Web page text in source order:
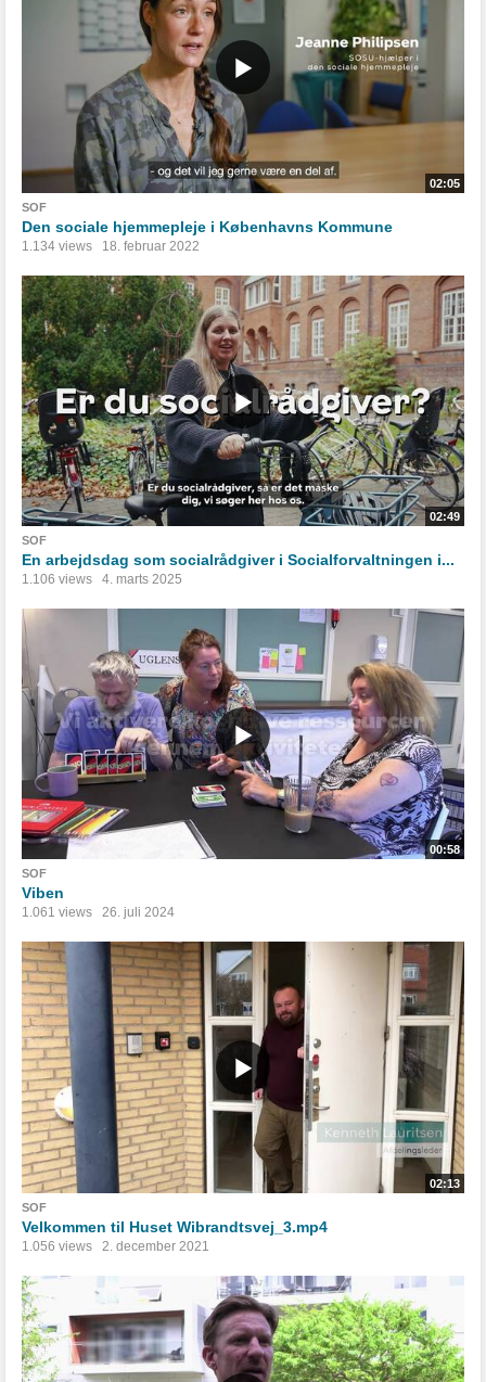
02:05
SOF
Den sociale hjemmepleje i Københavns Kommune
1.134 views 18. februar 2022
02:49
SOF
En arbejdsdag som socialrådgiver i Socialforvaltningen i...
1.106 views 4. marts 2025
00:58
SOF
Viben
1.061 views 26. juli 2024
02:13
SOF
Velkommen til Huset Wibrandtsvej_3.mp4
1.056 views 2. december 2021